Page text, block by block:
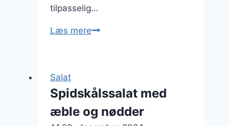
tilpasselig…
Læs mereSpidskålssalat
rejer
Salat
Spidskålssalat med
æble og nødder